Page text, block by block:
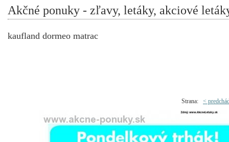
Akčné ponuky - zľavy, letáky, akciové
kaufland dormeo matrac
Strana: <